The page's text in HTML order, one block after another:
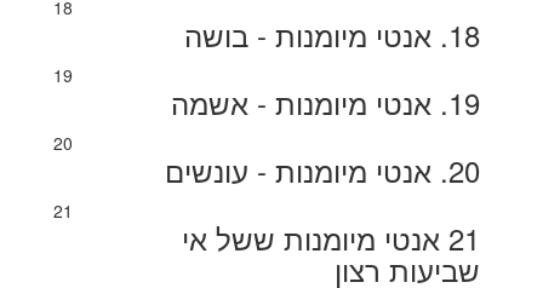
18
18. אנטי מיומנות - בושה
19
19. אנטי מיומנות - אשמה
20
20. אנטי מיומנות - עונשים
21
21 אנטי מיומנות ששל אי
שביעות רצון